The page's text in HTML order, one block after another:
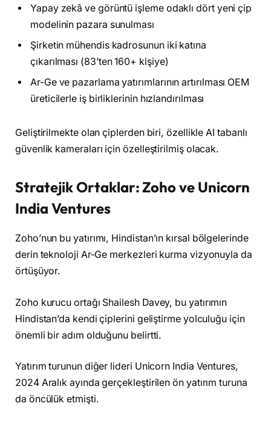
Yapay zekâ ve görüntü işleme odaklı dört yeni çip
modelinin pazara sunulması
Şirketin mühendis kadrosunun iki katına
çıkarılması (83’ten 160+ kişiye)
Ar-Ge ve pazarlama yatırımlarının artırılması OEM
üreticilerle iş birliklerinin hızlandırılması
Geliştirilmekte olan çiplerden biri, özellikle AI tabanlı
güvenlik kameraları için özelleştirilmiş olacak.
Stratejik Ortaklar: Zoho ve Unicorn
India Ventures
Zoho’nun bu yatırımı, Hindistan’ın kırsal bölgelerinde
derin teknoloji Ar-Ge merkezleri kurma vizyonuyla da
örtüşüyor.
Zoho kurucu ortağı Shailesh Davey, bu yatırımın
Hindistan’da kendi çiplerini geliştirme yolculuğu için
önemli bir adım olduğunu belirtti.
Yatırım turunun diğer lideri Unicorn India Ventures,
2024 Aralık ayında gerçekleştirilen ön yatırım turuna
da öncülük etmişti.